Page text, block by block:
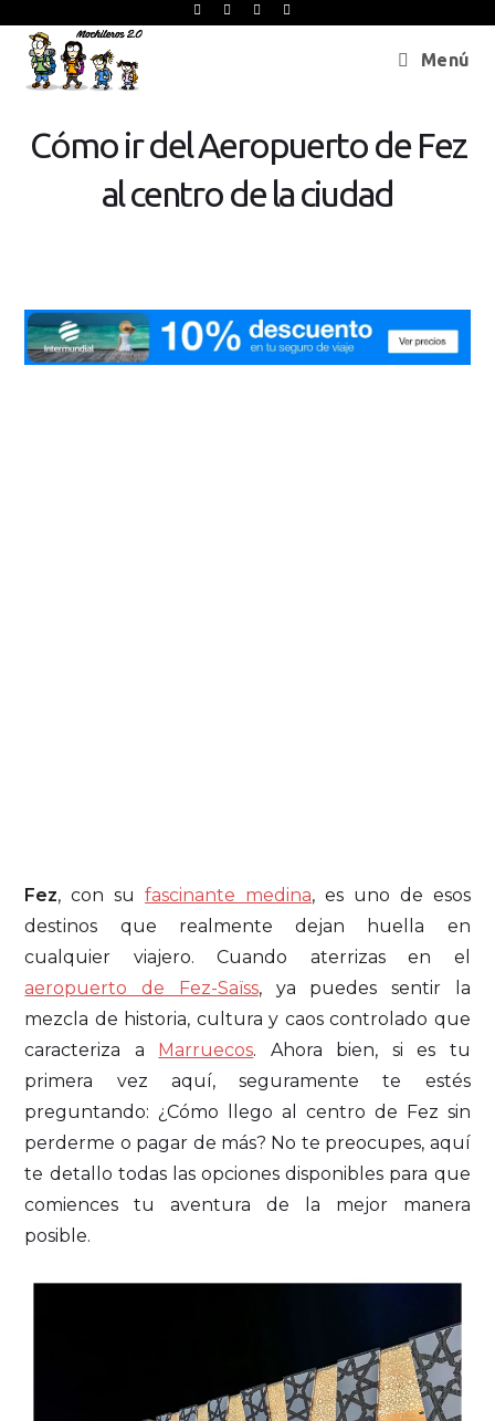
Menú
Cómo ir del Aeropuerto de Fez
al centro de la ciudad
Fez, con sufascinante medina, es uno de esos
destinos que realmente dejan huella en
cualquier viajero. Cuando aterrizas en el
aeropuerto de Fez-Saïss, ya puedes sentir la
mezcla de historia, cultura y caos controlado que
caracteriza a Marruecos. Ahora bien, si es tu
primera vez aquí, seguramente te estés
preguntando: ¿Cómo llego al centro de Fez sin
perderme o pagar de más? No te preocupes, aquí
te detallo todas las opciones disponibles para que
comiences tu aventura de la mejor manera
posible.